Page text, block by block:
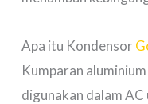
Apa itu Kondensor
Kumparan
digunakan dalam